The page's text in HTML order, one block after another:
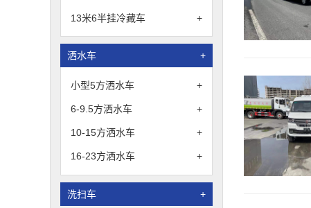
13米6半挂冷藏车 +
洒水车 +
小型5方洒水车 +
6-9.5方洒水车 +
10-15方洒水车 +
16-23方洒水车 +
洗扫车 +